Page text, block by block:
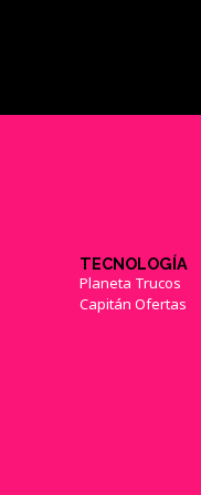
TECNOLOGÍA
Planeta Trucos
Capitán Ofertas